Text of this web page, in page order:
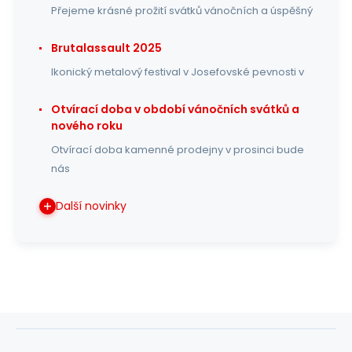
Přejeme krásné prožití svátků vánočních a úspěšný
Brutalassault 2025
Ikonický metalový festival v Josefovské pevnosti v
Otvírací doba v období vánočních svátků a
nového roku
Otvírací doba kamenné prodejny v prosinci bude
nás
Další novinky